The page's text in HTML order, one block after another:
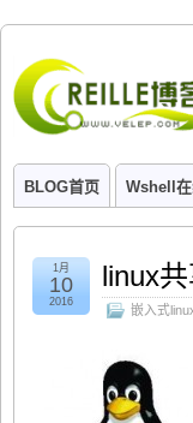
BLOG首页 Wshell
linux
嵌入式
1月
10
2016